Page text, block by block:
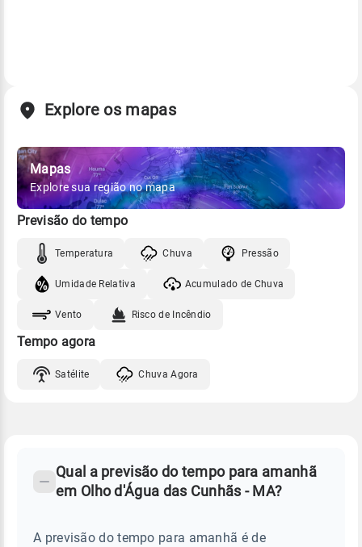
Explore os mapas
Mapas
Explore sua região no mapa
Previsão do tempo
Temperatura Chuva Pressão
Umidade Relativa Acumulado de Chuva
Vento Risco de Incêndio
Tempo agora
Satélite Chuva Agora
Perguntas
sobre
Qual a previsão do tempo para amanhã
em Olho d'Água das Cunhãs - MA?
A previsão do tempo para amanhã é de